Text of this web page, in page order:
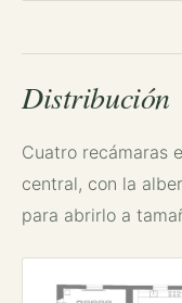
Distribución
Cuatro recámaras
central, con la
para abrirlo a